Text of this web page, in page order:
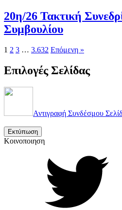
20η/26 Τακτική
Συμβουλίου
1 2 3 … 3.632 Επόμενη »
Επιλογές Σελίδας
Αντιγραφή Συνδέσμου
Εκτύπωση
Κοινοποιηση